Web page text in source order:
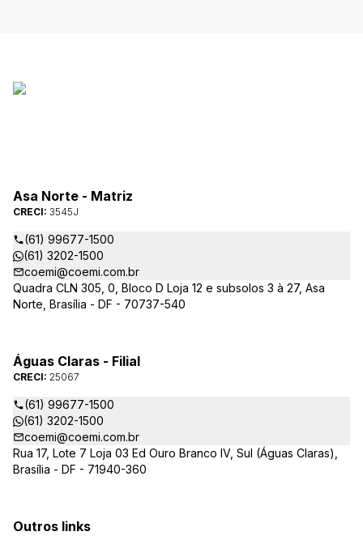
Asa Norte - Matriz
CRECI: 3545J
(61) 99677-1500
(61) 3202-1500
coemi@coemi.com.br
Quadra CLN 305, 0, Bloco D Loja 12 e subsolos 3 à 27, Asa
Norte, Brasília - DF - 70737-540
Águas Claras - Filial
CRECI: 25067
(61) 99677-1500
(61) 3202-1500
coemi@coemi.com.br
Rua 17, Lote 7 Loja 03 Ed Ouro Branco IV, Sul (Águas Claras),
Brasília - DF - 71940-360
Outros links